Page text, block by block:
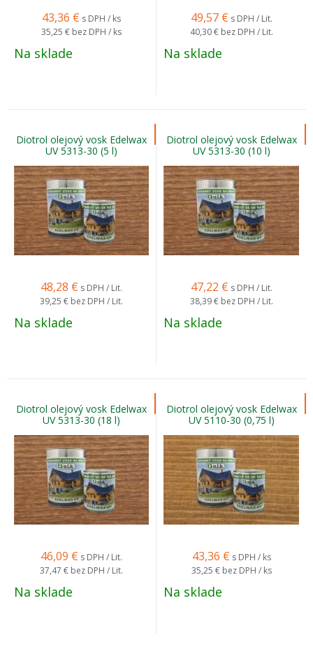
43,36 € s DPH / ks
35,25 € bez DPH / ks
Na sklade
49,57 € s DPH / Lit.
40,30 € bez DPH / Lit.
Na sklade
Diotrol olejový vosk Edelwax
UV 5313-30 (5 l)
48,28 € s DPH / Lit.
39,25 € bez DPH / Lit.
Na sklade
Diotrol olejový vosk Edelwax
UV 5313-30 (10 l)
47,22 € s DPH / Lit.
38,39 € bez DPH / Lit.
Na sklade
Diotrol olejový vosk Edelwax
UV 5313-30 (18 l)
46,09 € s DPH / Lit.
37,47 € bez DPH / Lit.
Na sklade
Diotrol olejový vosk Edelwax
UV 5110-30 (0,75 l)
43,36 € s DPH / ks
35,25 € bez DPH / ks
Na sklade